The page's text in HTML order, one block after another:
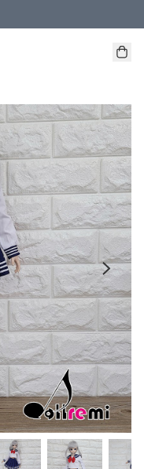
地送貨、本地取貨、國際送貨 )